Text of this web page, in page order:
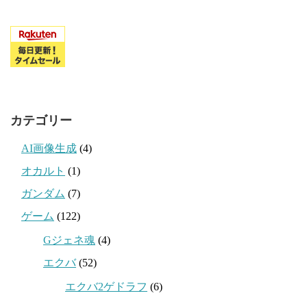
カテゴリー
AI画像生成 (4)
オカルト (1)
ガンダム (7)
ゲーム (122)
Gジェネ魂 (4)
エクバ(52)
エクバ2ゲドラフ (6)